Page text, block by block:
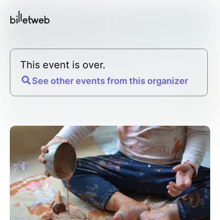
This event is over.
See other events from this organizer